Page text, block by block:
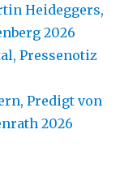
Heideggers,
2026
Pressenotiz
Predigt von
2026